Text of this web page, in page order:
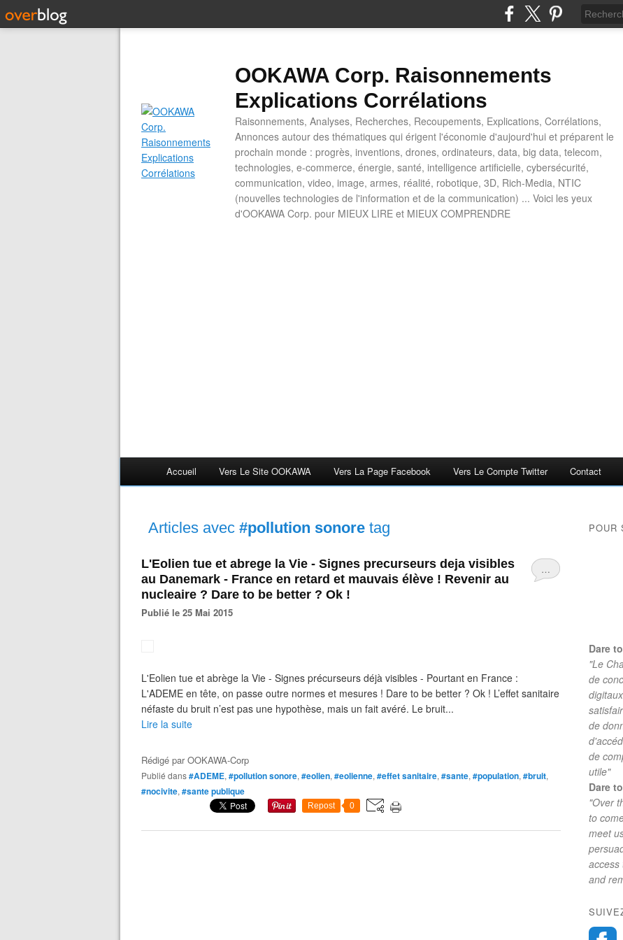
OOKAWA Corp. Raisonnements
Explications Corrélations
Raisonnements, Analyses, Recherches, Recoupements, Explications, Corrélations,
Annonces autour des thématiques qui érigent l'économie d'aujourd'hui et préparent le
prochain monde : progrès, inventions, drones, ordinateurs, data, big data, telecom,
technologies, e-commerce, énergie, santé, intelligence artificielle, cybersécurité,
communication, video, image, armes, réalité, robotique, 3D, Rich-Media, NTIC
(nouvelles technologies de l'information et de la communication) ... Voici les yeux
d'OOKAWA Corp. pour MIEUX LIRE et MIEUX COMPRENDRE
Accueil Vers Le Site OOKAWA Vers La Page Facebook Vers Le Compte Twitter Contact
Articles avec #pollution sonore tag
…
L'Eolien tue et abrege la Vie - Signes precurseurs deja visibles
au Danemark - France en retard et mauvais élève ! Revenir au
nucleaire ? Dare to be better ? Ok !
Publié le 25 Mai 2015
L'Eolien tue et abrège la Vie - Signes précurseurs déjà visibles - Pourtant en France :
L'ADEME en tête, on passe outre normes et mesures ! Dare to be better ? Ok ! L’effet sanitaire
néfaste du bruit n’est pas une hypothèse, mais un fait avéré. Le bruit...
Lire la suite
Rédigé parOOKAWA-Corp
Publié dans#ADEME, #pollution sonore, #eolien, #eolienne, #effet sanitaire, #sante, #population, #bruit,
#nocivite, #sante publique
Repost 0
POUR
Dare
"Le
de
de
de
utile"
Dare
"Over
to
meet
access
and